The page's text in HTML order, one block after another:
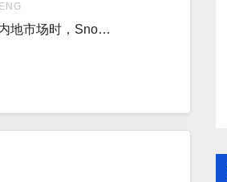
地市场时，Sno…